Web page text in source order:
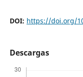
DOI: https://doi.org/
Descargas